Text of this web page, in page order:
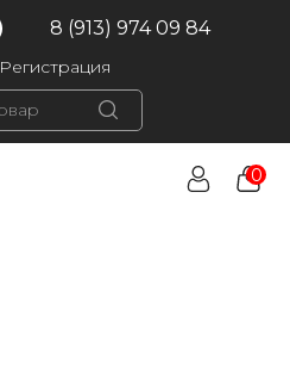
8 (913) 974 09 84
Регистрация
0